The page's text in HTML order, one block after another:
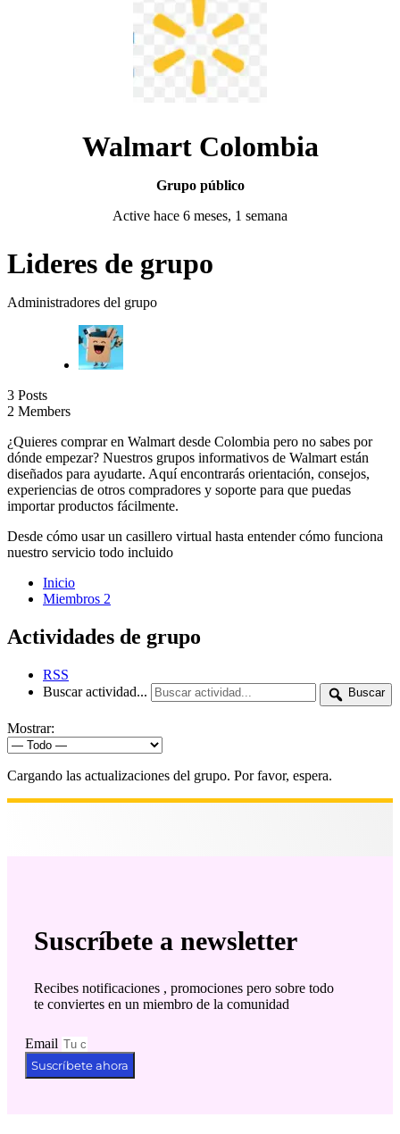
Walmart Colombia
Grupo público
Active hace 6 meses, 1 semana
Lideres de grupo
Administradores del grupo
3 Posts
2 Members
¿Quieres comprar en Walmart desde Colombia pero no sabes por
dónde empezar? Nuestros grupos informativos de Walmart están
diseñados para ayudarte. Aquí encontrarás orientación, consejos,
experiencias de otros compradores y soporte para que puedas
importar productos fácilmente.
Desde cómo usar un casillero virtual hasta entender cómo funciona
nuestro servicio todo incluido
Inicio
Miembros 2
Actividades de grupo
RSS
Buscar actividad...
Buscar
Mostrar:
Cargando las actualizaciones del grupo. Por favor, espera.
Suscríbete a newsletter
Recibes notificaciones , promociones pero sobre todo
te conviertes en un miembro de la comunidad
Email
Suscríbete ahora